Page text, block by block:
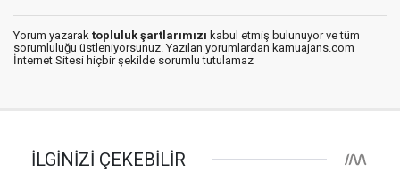
Yorum yazarak topluluk şartlarımızı kabul etmiş bulunuyor ve tüm
sorumluluğu üstleniyorsunuz. Yazılan yorumlardan kamuajans.com
İnternet Sitesi hiçbir şekilde sorumlu tutulamaz